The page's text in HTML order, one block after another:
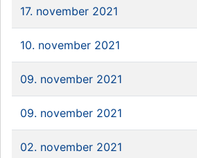
17. november 2021
10. november 2021
09. november 2021
09. november 2021
02. november 2021